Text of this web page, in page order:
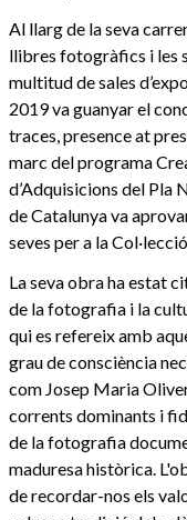
Al llarg de la seva
llibres fotogràfics i les
multitud de sales
2019 va guanyar el
traces, presence at
marc del programa
d’Adquisicions del Pla
de Catalunya va
seves per a la
La seva obra ha estat
de la fotografia i la
qui es refereix amb
grau de consciència
com Josep Maria
corrents dominants i
de la fotografia
maduresa històrica.
de recordar-nos els